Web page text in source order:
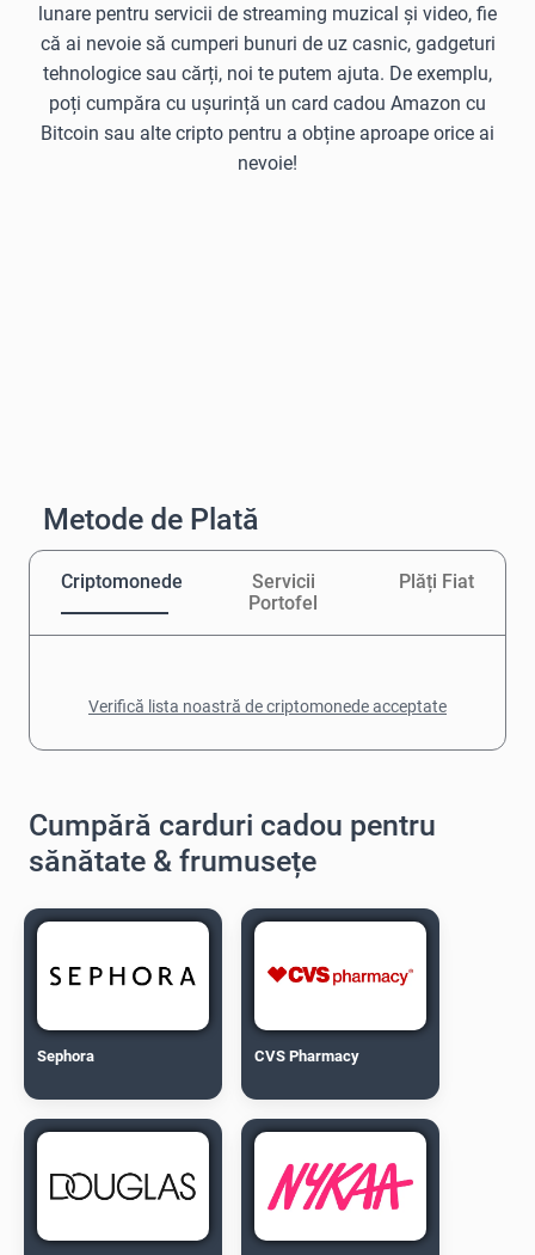
lunare pentru servicii de streaming muzical și video, fie
că ai nevoie să cumperi bunuri de uz casnic, gadgeturi
tehnologice sau cărți, noi te putem ajuta. De exemplu,
poți cumpăra cu ușurință un card cadou Amazon cu
Bitcoin sau alte cripto pentru a obține aproape orice ai
nevoie!
Metode de Plată
Criptomonede
Servicii
Portofel
Plăți Fiat
Verifică lista noastră de criptomonede acceptate
Cumpără carduri cadou pentru
sănătate & frumusețe
Sephora CVS Pharmacy